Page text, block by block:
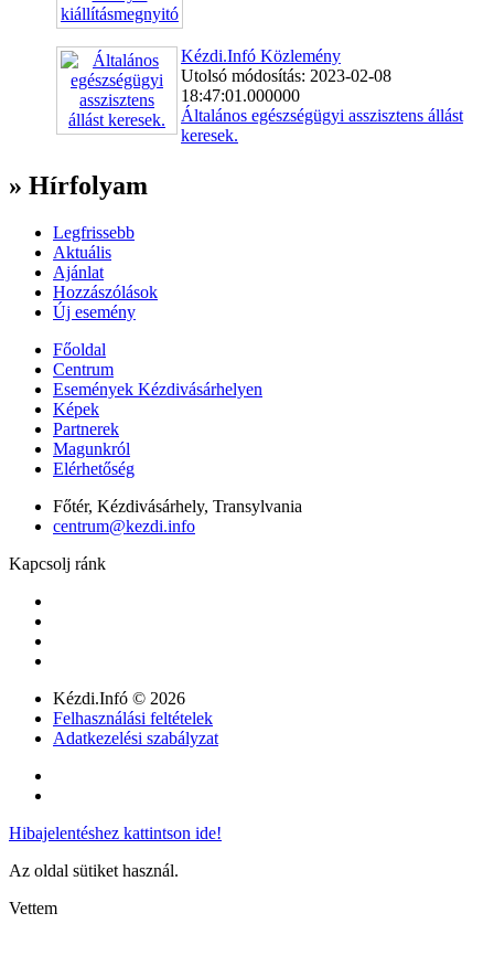
Kézdi.Infó Közlemény
Utolsó módosítás: 2023-02-08
18:47:01.000000
Általános egészségügyi asszisztens állást
keresek.
» Hírfolyam
Legfrissebb
Aktuális
Ajánlat
Hozzászólások
Új esemény
Főoldal
Centrum
Események Kézdivásárhelyen
Képek
Partnerek
Magunkról
Elérhetőség
Főtér, Kézdivásárhely, Transylvania
centrum@kezdi.info
Kapcsolj ránk
Kézdi.Infó © 2026
Felhasználási feltételek
Adatkezelési szabályzat
Hibajelentéshez kattintson ide!
Az oldal sütiket használ.
Vettem